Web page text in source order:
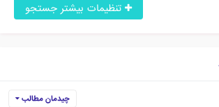
تنظیمات بیشتر جستجو
چیدمان مطالب